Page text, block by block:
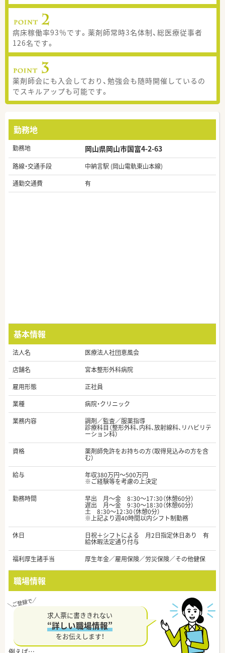
病床稼働率93％です。薬剤師常時3名体制、総医療従事者
126名です。
薬剤師会にも入会しており、勉強会も随時開催しているの
でスキルアップも可能です。
勤務地
勤務地 岡山県岡山市国富4-2-63
路線・交通手段
中納言駅 (岡山電軌東山本線)
通勤交通費
有
基本情報
法人名
医療法人社団恵風会
店舗名
宮本整形外科病院
雇用形態
正社員
業種
病院・クリニック
業務内容
調剤／監査／服薬指導
診療科目（整形外科、内科、放射線科、リハビリテ
ーション科）
資格
薬剤師免許をお持ちの方（取得見込みの方を含
む）
給与
年収380万円～500万円
※ご経験等を考慮の上決定
勤務時間
早出 月～金 8：30～17：30（休憩60分）
遅出 月～金 9：30～18：30（休憩60分）
土 8：30～12：30（休憩0分）
※上記より週40時間以内シフト制勤務
休日
日祝＋シフトによる 月2日指定休日あり 有
給休暇法定通り付与
福利厚生諸手当
厚生年金／雇用保険／労災保険／その他健保
職場情報
求人票に書ききれない
“詳しい職場情報”
をお伝えします！